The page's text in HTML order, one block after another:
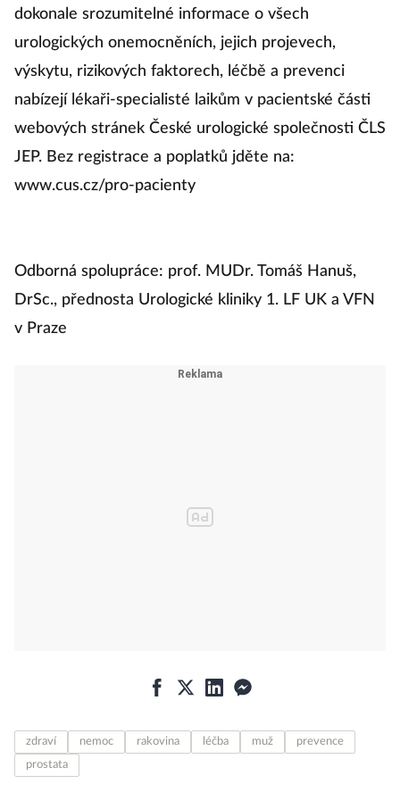
dokonale srozumitelné informace o všech
urologických onemocněních, jejich projevech,
výskytu, rizikových faktorech, léčbě a prevenci
nabízejí lékaři-specialisté laikům v pacientské části
webových stránek České urologické společnosti ČLS
JEP. Bez registrace a poplatků jděte na:
www.cus.cz/pro-pacienty
Odborná spolupráce: prof. MUDr. Tomáš Hanuš,
DrSc., přednosta Urologické kliniky 1. LF UK a VFN
v Praze
zdraví nemoc rakovina léčba muž
prevence
prostata